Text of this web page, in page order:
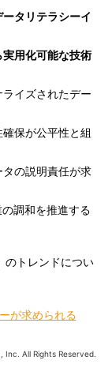
タリテラシーイ
用化可能な技術
イズされたデー
保が公平性と組
の説明責任が求
調和を推進する
のトレンドについ
が求められる
All Rights Reserved.